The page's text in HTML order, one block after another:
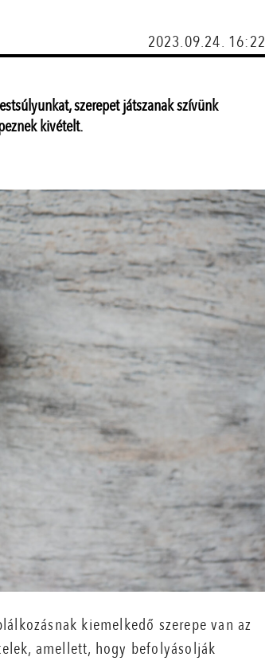
2023.09.24. 16:22
szerepet játszanak szívünk
kivételt.
kiemelkedő szerepe van az
amellett, hogy befolyásolják